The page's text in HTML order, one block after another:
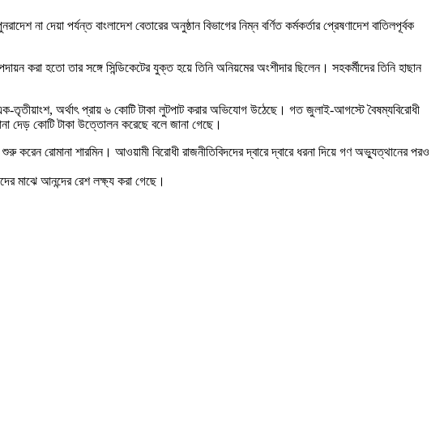
দেয়া পর্যন্ত বাংলাদেশ বেতারের অনুষ্ঠান বিভাগের নিম্ন বর্ণিত কর্মকর্তার প্রেষণাদেশ বাতিলপূর্বক
করা হতো তার সঙ্গে সিন্ডিকেটের যুক্ত হয়ে তিনি অনিয়মের অংশীদার ছিলেন। সহকর্মীদের তিনি হাছান
তৃতীয়াংশ, অর্থাৎ প্রায় ৬ কোটি টাকা লুটপাট করার অভিযোগ উঠেছে। গত জুলাই-আগস্টে বৈষম্যবিরোধী
দেড় কোটি টাকা উত্তোলন করেছে বলে জানা গেছে।
রোমানা শারমিন। আওয়ামী বিরোধী রাজনীতিবিদদের দ্বারে দ্বারে ধরনা দিয়ে গণ অভ্যুত্থানের পরও
মাঝে আনন্দের রেশ লক্ষ্য করা গেছে।